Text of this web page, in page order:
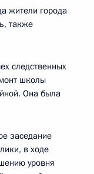
жители города
также
следственных
школы
Она была
заседание
в ходе
уровня